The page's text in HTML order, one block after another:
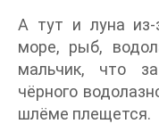
А тут и луна из-
море, рыб,
мальчик, что
чёрного
шлёме плещется.